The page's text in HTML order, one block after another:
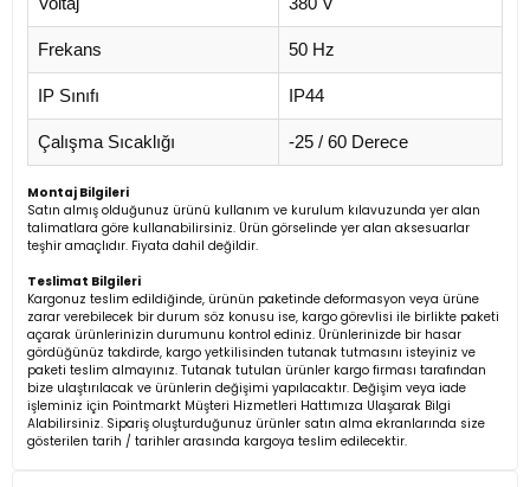
Frekans 50 Hz
IP Sınıfı IP44
Çalışma Sıcaklığı -25 / 60 Derece
Montaj Bilgileri
Satın almış olduğunuz ürünü kullanım ve kurulum kılavuzunda yer alan
talimatlara göre kullanabilirsiniz. Ürün görselinde yer alan aksesuarlar
teşhir amaçlıdır. Fiyata dahil değildir.
Teslimat Bilgileri
Kargonuz teslim edildiğinde, ürünün paketinde deformasyon veya ürüne
zarar verebilecek bir durum söz konusu ise, kargo görevlisi ile birlikte paketi
açarak ürünlerinizin durumunu kontrol ediniz. Ürünlerinizde bir hasar
gördüğünüz takdirde, kargo yetkilisinden tutanak tutmasını isteyiniz ve
paketi teslim almayınız. Tutanak tutulan ürünler kargo firması tarafından
bize ulaştırılacak ve ürünlerin değişimi yapılacaktır. Değişim veya iade
işleminiz için Pointmarkt Müşteri Hizmetleri Hattımıza Ulaşarak Bilgi
Alabilirsiniz. Sipariş oluşturduğunuz ürünler satın alma ekranlarında size
gösterilen tarih / tarihler arasında kargoya teslim edilecektir.